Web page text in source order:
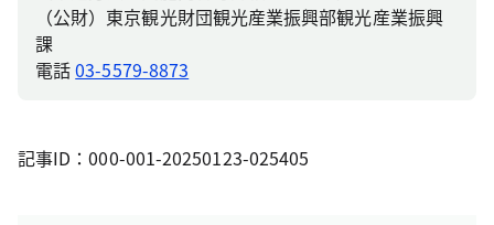
（公財）東京観光財団観光産業振興部観光産業振興
課
電話03-5579-8873
記事ID：000-001-20250123-025405